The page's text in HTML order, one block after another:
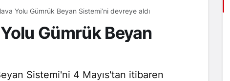
Yolu Gümrük Beyan Sistemi’ni devreye aldı
Gümrük Beyan
Sistemi'ni 4 Mayıs'tan itibaren